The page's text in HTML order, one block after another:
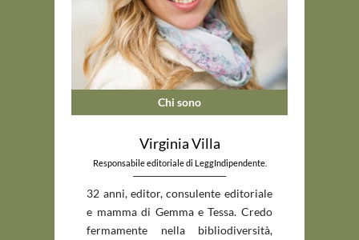
Chi sono
Virginia Villa
Responsabile editoriale di LeggIndipendente.
_____________________________
32 anni, editor, consulente editoriale
e mamma di Gemma e Tessa. Credo
fermamente nella bibliodiversità,